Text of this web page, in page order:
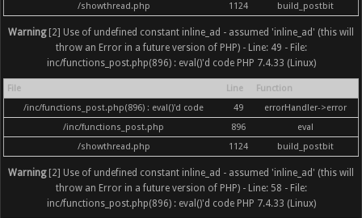
/showthread.php
1124 build_postbit
Warning[2] Use of undefined constant inline_ad - assumed 'inline_ad' (this will
throw an Error in a future version of PHP) - Line: 49 - File:
inc/functions_post.php(896) : eval()'d code PHP 7.4.33 (Linux)
File Line
Function
/inc/functions_post.php(896) : eval()'d code
49
errorHandler->error
/inc/functions_post.php
896
eval
/showthread.php
1124 build_postbit
Warning[2] Use of undefined constant inline_ad - assumed 'inline_ad' (this will
throw an Error in a future version of PHP) - Line: 58 - File:
inc/functions_post.php(896) : eval()'d code PHP 7.4.33 (Linux)